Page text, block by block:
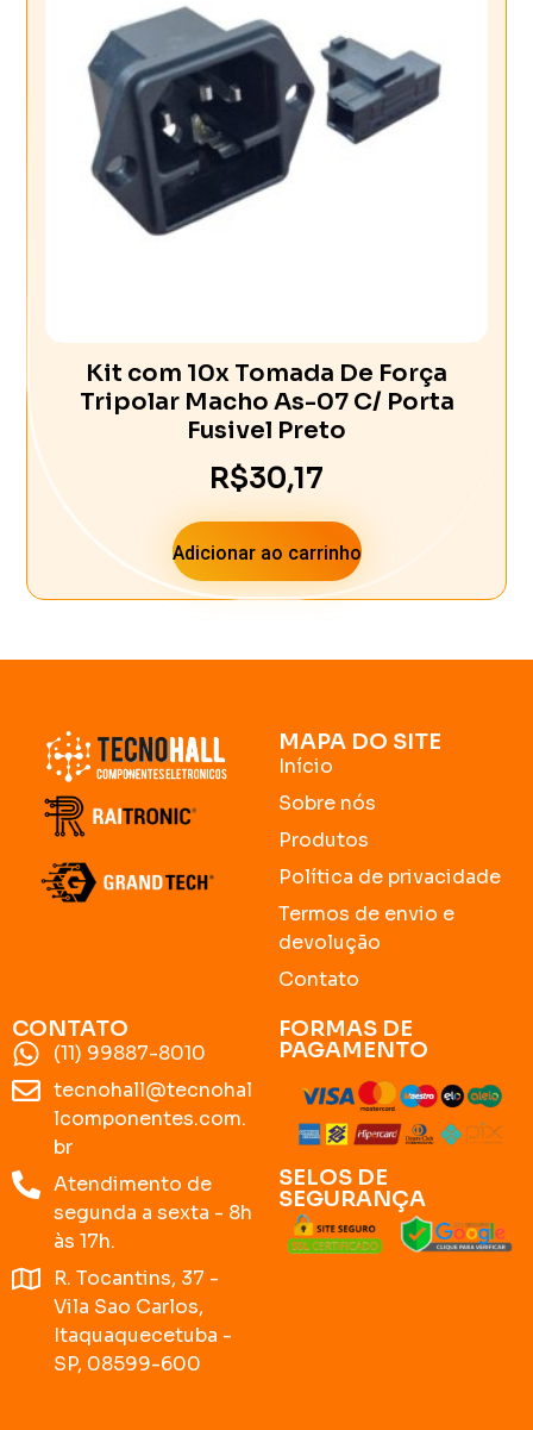
Kit com 10x Tomada De Força
Tripolar Macho As-07 C/ Porta
Fusivel Preto
R$30,17
Adicionar ao carrinho
MAPA DO SITE
Início
Sobre nós
Produtos
Política de privacidade
Termos de envio e
devolução
Contato
CONTATO
(11) 99887-8010
tecnohall@tecnohal
lcomponentes.com.
br
Atendimento de
segunda a sexta - 8h
às 17h.
R. Tocantins, 37 -
Vila Sao Carlos,
Itaquaquecetuba -
SP, 08599-600
FORMAS DE
PAGAMENTO
SELOS DE
SEGURANÇA